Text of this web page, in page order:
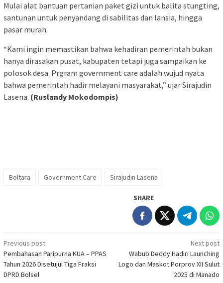
Mulai alat bantuan pertanian paket gizi untuk balita stungting,
santunan untuk penyandang di sabilitas dan lansia, hingga
pasar murah.
“Kami ingin memastikan bahwa kehadiran pemerintah bukan
hanya dirasakan pusat, kabupaten tetapi juga sampaikan ke
polosok desa. Prgram government care adalah wujud nyata
bahwa pemerintah hadir melayani masyarakat,” ujar Sirajudin
Lasena. (Ruslandy Mokodompis)
Boltara Government Care Sirajudin Lasena
SHARE
Post
navigation
Previous post
Pembahasan Paripurna KUA – PPAS
Tahun 2026 Disetujui Tiga Fraksi
DPRD Bolsel
Next post
Wabub Deddy Hadiri Launching
Logo dan Maskot Porprov XII Sulut
2025 di Manado